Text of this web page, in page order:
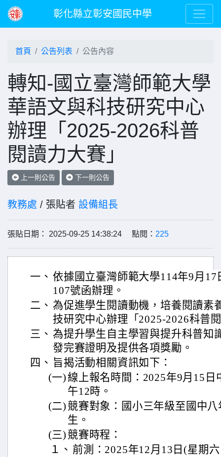
彰化縣立彰安國民中學
首頁 公告列表 公告內容
轉知-國立臺灣師範大學
華語文與科技研究中心
辦理「2025-2026科普
閱讀力大賽」
上一則公告 下一則公告
教務處 / 張貼者 設備組長
張貼日期： 2025-09-25 14:38:24 點閱： 225
一、 依據國立臺灣師範大學114年9月
107號函辦理。
二、 為促進學生閱讀動機，培養閱讀素
技研究中心辦理「2025-2026科普
三、 為提升學生自主學習與提升科普知
發完賽證明及提供各項獎勵。
四、 旨揭活動相關資訊如下：
(一)線上報名時間：2025年9月15日
午12時。
(二) 競賽對象：國小三年級至國中
生。
(三) 競賽時程：
１、 前測：2025年12月13日(星期